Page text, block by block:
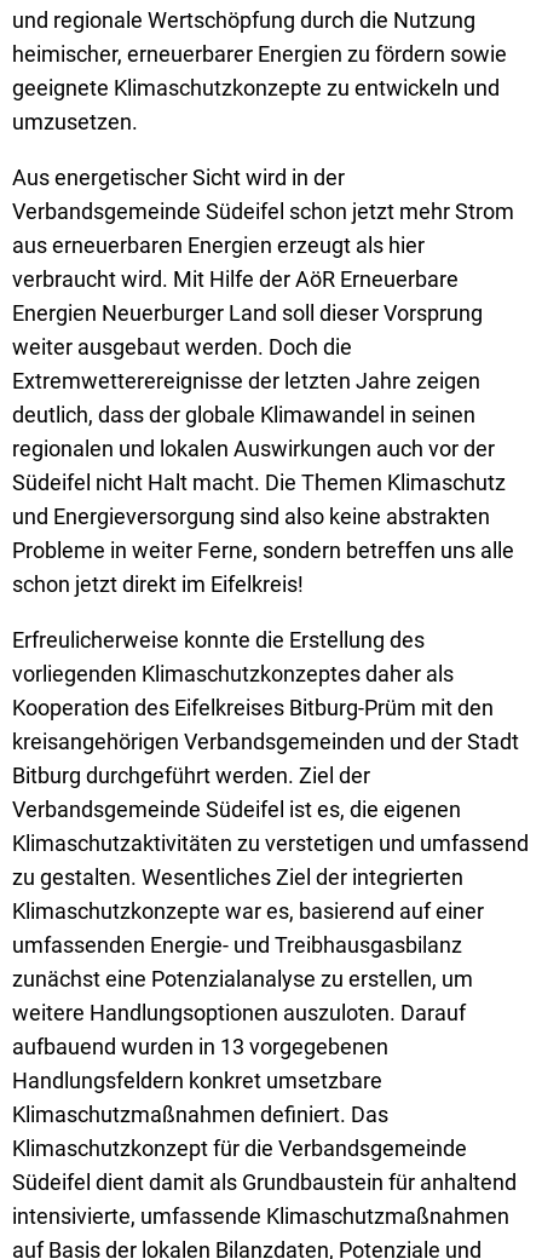
und regionale Wertschöpfung durch die Nutzung
heimischer, erneuerbarer Energien zu fördern sowie
geeignete Klimaschutzkonzepte zu entwickeln und
umzusetzen.
Aus energetischer Sicht wird in der
Verbandsgemeinde Südeifel schon jetzt mehr Strom
aus erneuerbaren Energien erzeugt als hier
verbraucht wird. Mit Hilfe der AöR Erneuerbare
Energien Neuerburger Land soll dieser Vorsprung
weiter ausgebaut werden. Doch die
Extremwetterereignisse der letzten Jahre zeigen
deutlich, dass der globale Klimawandel in seinen
regionalen und lokalen Auswirkungen auch vor der
Südeifel nicht Halt macht. Die Themen Klimaschutz
und Energieversorgung sind also keine abstrakten
Probleme in weiter Ferne, sondern betreffen uns alle
schon jetzt direkt im Eifelkreis!
Erfreulicherweise konnte die Erstellung des
vorliegenden Klimaschutzkonzeptes daher als
Kooperation des Eifelkreises Bitburg-Prüm mit den
kreisangehörigen Verbandsgemeinden und der Stadt
Bitburg durchgeführt werden. Ziel der
Verbandsgemeinde Südeifel ist es, die eigenen
Klimaschutzaktivitäten zu verstetigen und umfassend
zu gestalten. Wesentliches Ziel der integrierten
Klimaschutzkonzepte war es, basierend auf einer
umfassenden Energie- und Treibhausgasbilanz
zunächst eine Potenzialanalyse zu erstellen, um
weitere Handlungsoptionen auszuloten. Darauf
aufbauend wurden in 13 vorgegebenen
Handlungsfeldern konkret umsetzbare
Klimaschutzmaßnahmen definiert. Das
Klimaschutzkonzept für die Verbandsgemeinde
Südeifel dient damit als Grundbaustein für anhaltend
intensivierte, umfassende Klimaschutzmaßnahmen
auf Basis der lokalen Bilanzdaten, Potenziale und